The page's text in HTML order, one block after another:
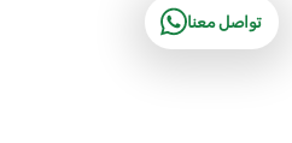
تواصل معنا